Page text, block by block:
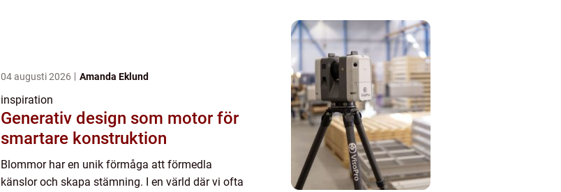
04 augusti 2026 Amanda Eklund
inspiration
Generativ design som motor för
smartare konstruktion
Blommor har en unik förmåga att förmedla
känslor och skapa stämning. I en värld där vi ofta